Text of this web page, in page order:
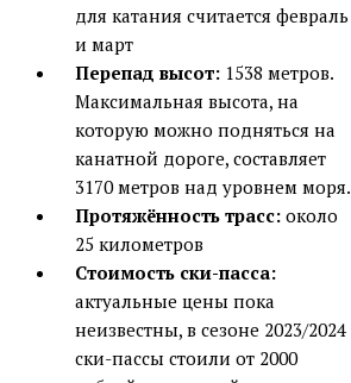
для катания считается февраль
и март
Перепад высот: 1538 метров.
Максимальная высота, на
которую можно подняться на
канатной дороге, составляет
3170 метров над уровнем моря.
Протяжённость трасс: около
25 километров
Стоимость ски-пасса:
актуальные цены пока
неизвестны, в сезоне 2023/2024
ски-пассы стоили от 2000